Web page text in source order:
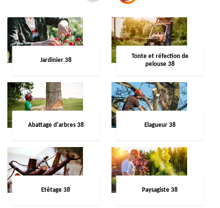
Jardinier 38
Tonte et réfection de
pelouse 38
Abattage d'arbres 38 Elagueur 38
Etêtage 38 Paysagiste 38